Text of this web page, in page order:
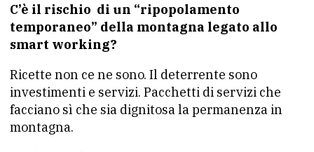
C’è il rischio di un “ripopolamento
temporaneo” della montagna legato allo
smart working?
Ricette non ce ne sono. Il deterrente sono
investimenti e servizi. Pacchetti di servizi che
facciano sì che sia dignitosa la permanenza in
montagna.